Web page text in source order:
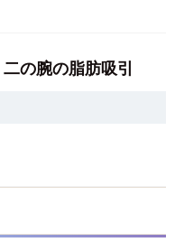
の腕の脂肪吸引